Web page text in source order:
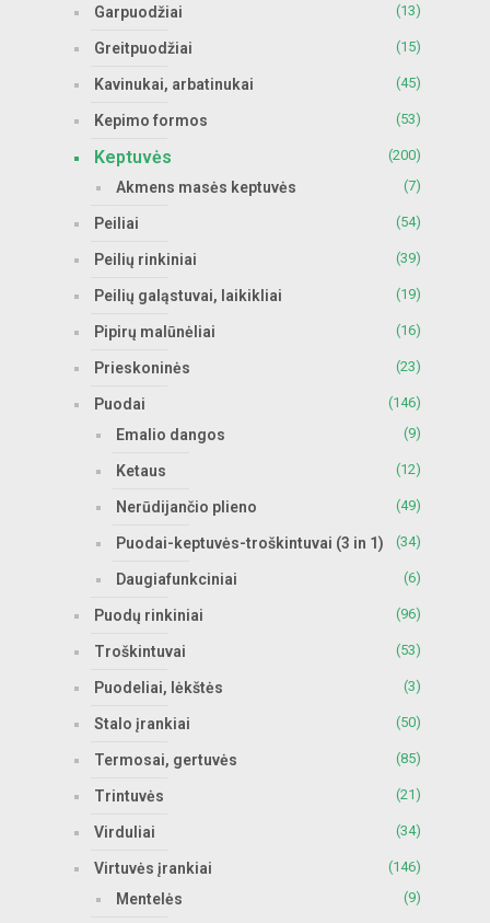
Garpuodžiai (13)
Greitpuodžiai (15)
Kavinukai, arbatinukai (45)
Kepimo formos (53)
Keptuvės (200)
Akmens masės keptuvės (7)
Peiliai (54)
Peilių rinkiniai (39)
Peilių galąstuvai, laikikliai (19)
Pipirų malūnėliai (16)
Prieskoninės (23)
Puodai (146)
Emalio dangos (9)
Ketaus (12)
Nerūdijančio plieno (49)
Puodai-keptuvės-troškintuvai (3 in 1) (34)
Daugiafunkciniai (6)
Puodų rinkiniai (96)
Troškintuvai (53)
Puodeliai, lėkštės (3)
Stalo įrankiai (50)
Termosai, gertuvės (85)
Trintuvės (21)
Virduliai (34)
Virtuvės įrankiai (146)
Mentelės (9)